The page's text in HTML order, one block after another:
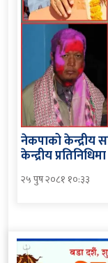
नेकपाको केन्द्रीय
केन्द्रीय
२५ पुष २०८१ १०:३३